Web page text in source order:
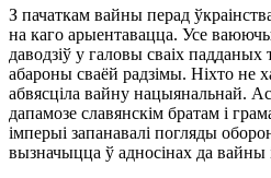
З пачаткам вайны перад
на каго арыентавацца. Усе
даводзіў у галовы сваіх падданых
абароны сваёй радзімы. Ніхто не
абвясціла вайну нацыянальнай.
дапамозе славянскім братам і
імперыі запанавалі погляды
вызначыцца ў адносінах да вайны